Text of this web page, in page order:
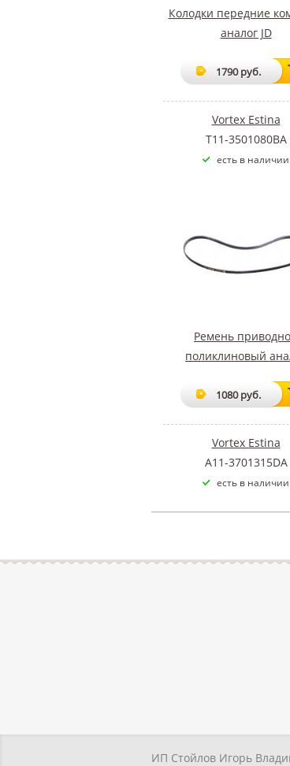
Колодки передние
аналог JD
1790 руб.
Vortex Estina
T11-3501080BA
есть в наличии
Ремень
поликлиновый
1080 руб.
Vortex Estina
A11-3701315DA
есть в наличии
ИП Стойлов Игорь